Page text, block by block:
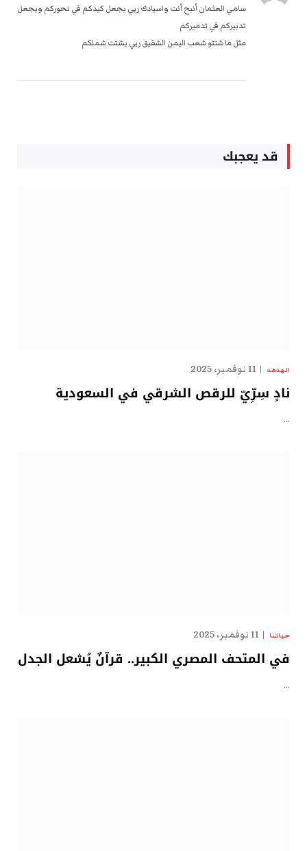
سامي العثمان أنبح أنت واسيادك ربي يجعل كيدكم في نحوركم ويجعل
تدبيركم في تدميركم
مثل ما شتتو شعب اليمن الشقيق ربي يشتت شملكم
قد يعجبك
الهدهد 11 نوفمبر، 2025
نادٍ سِرِّيّ للرقص الشرقي في السعودية
…
حياتنا 11 نوفمبر، 2025
في المتحف المصري الكبير.. قرآنٌ يُشعل الجدل
…